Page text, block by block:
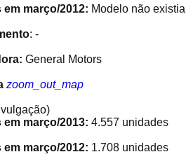
em março/2012: Modelo não existia
: -
General Motors
zoom_out_map
em março/2013: 4.557 unidades
em março/2012: 1.708 unidades